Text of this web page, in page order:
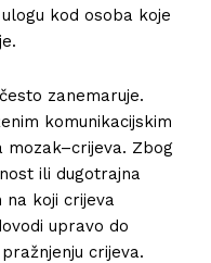
kod osoba koje
zanemaruje.
komunikacijskim
mozak–crijeva. Zbog
ili dugotrajna
na koji crijeva
upravo do
crijeva.